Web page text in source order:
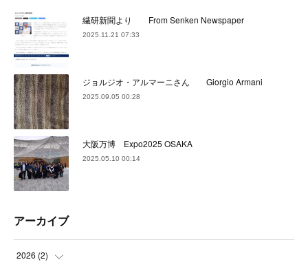
繊研新聞より From Senken Newspaper
2025.11.21 07:33
ジョルジオ・アルマーニさん Giorgio Armani
2025.09.05 00:28
大阪万博 Expo2025 OSAKA
2025.05.10 00:14
アーカイブ
2026 (2)